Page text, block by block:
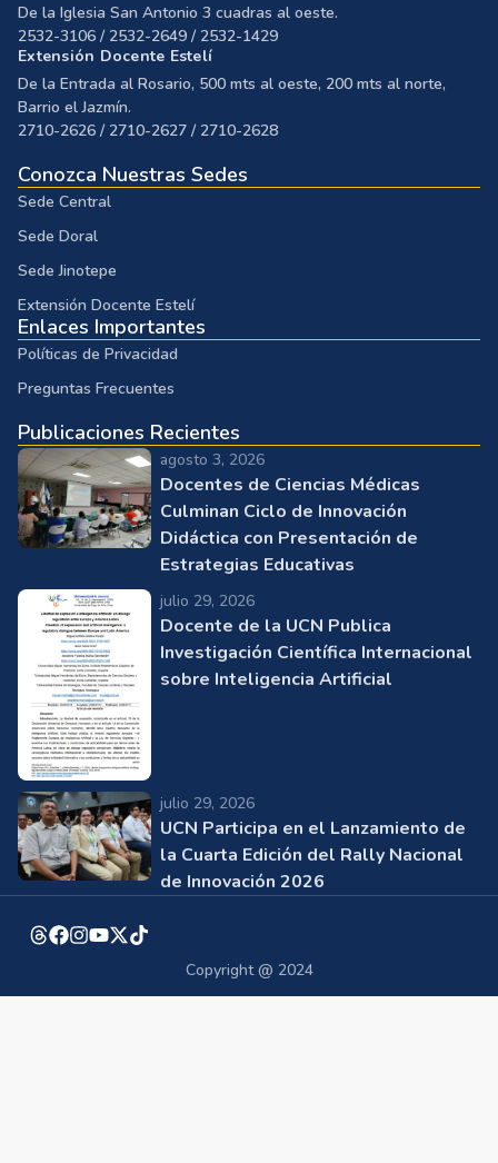
De la Iglesia San Antonio 3 cuadras al oeste.
2532-3106 / 2532-2649 / 2532-1429
Extensión Docente Estelí
De la Entrada al Rosario, 500 mts al oeste, 200 mts al norte,
Barrio el Jazmín.
2710-2626 / 2710-2627 / 2710-2628
Conozca Nuestras Sedes
Sede Central
Sede Doral
Sede Jinotepe
Extensión Docente Estelí
Enlaces Importantes
Políticas de Privacidad
Preguntas Frecuentes
Publicaciones Recientes
agosto 3, 2026
Docentes de Ciencias Médicas
Culminan Ciclo de Innovación
Didáctica con Presentación de
Estrategias Educativas
julio 29, 2026
Docente de la UCN Publica
Investigación Científica Internacional
sobre Inteligencia Artificial
julio 29, 2026
UCN Participa en el Lanzamiento de
la Cuarta Edición del Rally Nacional
de Innovación 2026
Copyright @ 2024